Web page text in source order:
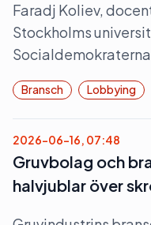
Faradj Koliev,
Stockholms
Bransch Lobbying
2026-06-16, 07:48
Gruvbolag och
halvjublar över